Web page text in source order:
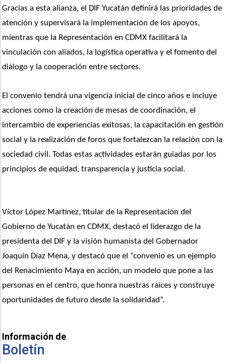
Gracias a esta alianza, el DIF Yucatán definirá las prioridades de
atención y supervisará la implementación de los apoyos,
mientras que la Representación en CDMX facilitará la
vinculación con aliados, la logística operativa y el fomento del
diálogo y la cooperación entre sectores.
El convenio tendrá una vigencia inicial de cinco años e incluye
acciones como la creación de mesas de coordinación, el
intercambio de experiencias exitosas, la capacitación en gestión
social y la realización de foros que fortalezcan la relación con la
sociedad civil. Todas estas actividades estarán guiadas por los
principios de equidad, transparencia y justicia social.
Víctor López Martínez, titular de la Representación del
Gobierno de Yucatán en CDMX, destacó el liderazgo de la
presidenta del DIF y la visión humanista del Gobernador
Joaquín Díaz Mena, y destacó que el “convenio es un ejemplo
del Renacimiento Maya en acción, un modelo que pone a las
personas en el centro, que honra nuestras raíces y construye
oportunidades de futuro desde la solidaridad”.
Información de
Boletín